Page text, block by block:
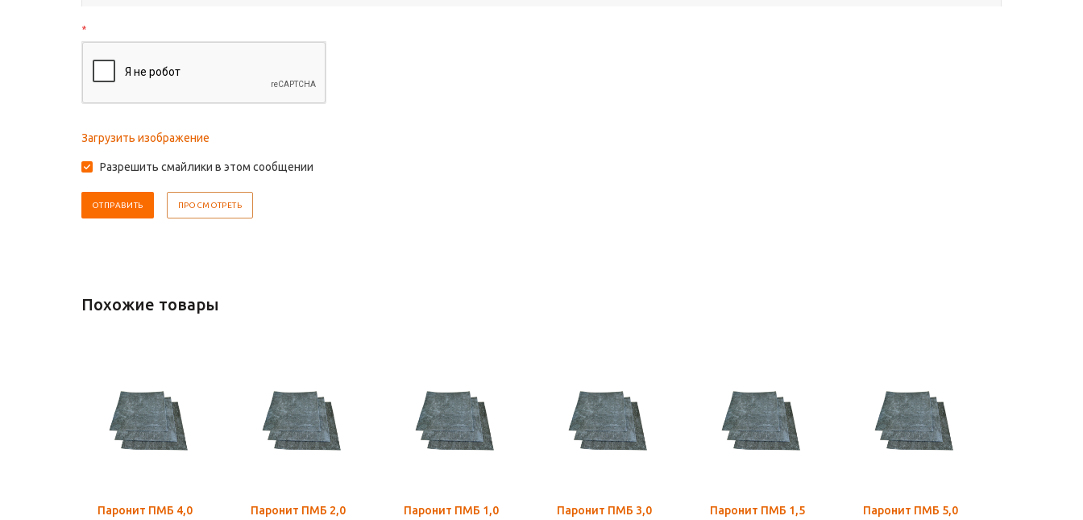
*
Загрузить изображение
Разрешить смайлики в этом сообщении
Похожие товары
Паронит ПМБ 4,0
Паронит ПМБ 2,0
Паронит ПМБ 1,0
Паронит ПМБ 3,0
Паронит ПМБ 1,5
Паронит ПМБ 5,0